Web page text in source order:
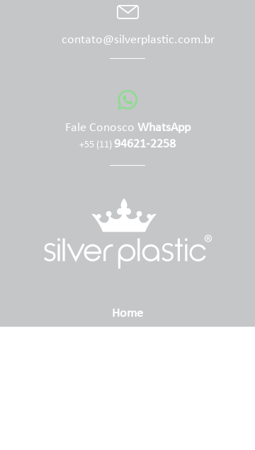
contato@silverplastic.com.br
Fale Conosco WhatsApp
+55 (11) 94621-2258
Home